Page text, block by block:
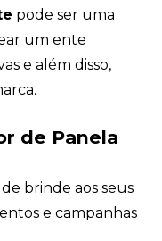
pode ser uma
um ente
e além disso,
de Panela
brinde aos seus
e campanhas